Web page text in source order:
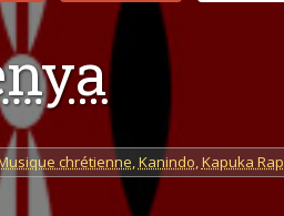
chrétienne,Kanindo,Kapuka Rap